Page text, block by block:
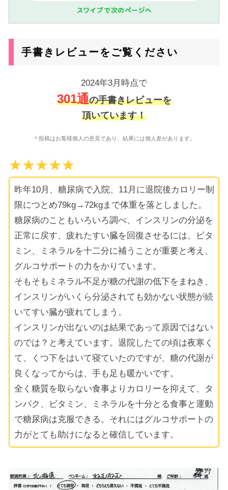
手書きレビューをご覧ください
2024年3月時点で
301通の手書きレビューを
頂いています！
＊投稿はお客様個人の意見であり、結果には個人差があります。
★★★★★
昨年10月、糖尿病で入院、11月に退院後カロリー制
限につとめ79kg→72kgまで体重を落としました。
糖尿病のこともいろいろ調べ、インスリンの分泌を
正常に戻す、疲れたすい臓を回復させるには、ビタ
ミン、ミネラルを十二分に補うことが重要と考え、
グルコサポートの力をかりています。
そもそもミネラル不足が糖の代謝の低下をまねき、
インスリンがいくら分泌されても効かない状態が続
いてすい臓が疲れてしまう。
インスリンが出ないのは結果であって原因ではない
のでは？と考えています。退院したての頃は夜寒く
て、くつ下をはいて寝ていたのですが、糖の代謝が
良くなってからは、手も足も暖かいです。
全く糖質を取らない食事よりカロリーを抑えて、タ
ンパク、ビタミン、ミネラルを十分とる食事と運動
で糖尿病は克服できる。それにはグルコサポートの
力がとても助けになると確信しています。